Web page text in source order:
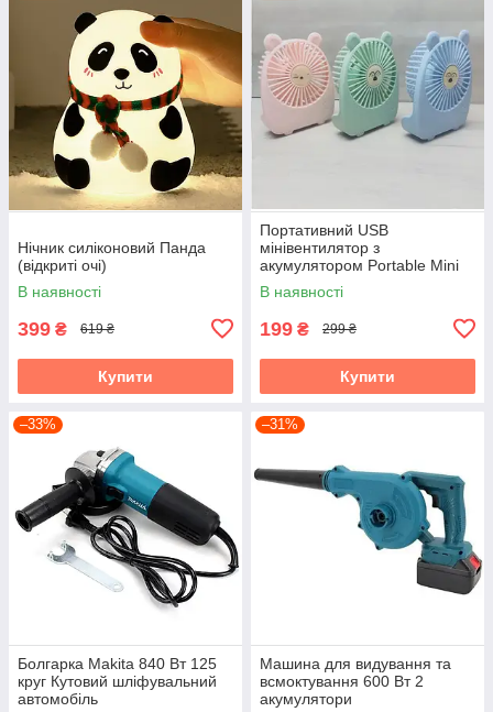
Нічник силіконовий Панда
(відкриті очі)
В наявності
399 ₴ 619 ₴
Купити
Портативний USB
мінівентилятор з
акумулятором Portable Mini
Fan (настільний)
В наявності
199 ₴ 299 ₴
Купити
–33%
Болгарка Makita 840 Вт 125
круг Кутовий шліфувальний
автомобіль
–31%
Машина для видування та
всмоктування 600 Вт 2
акумулятори